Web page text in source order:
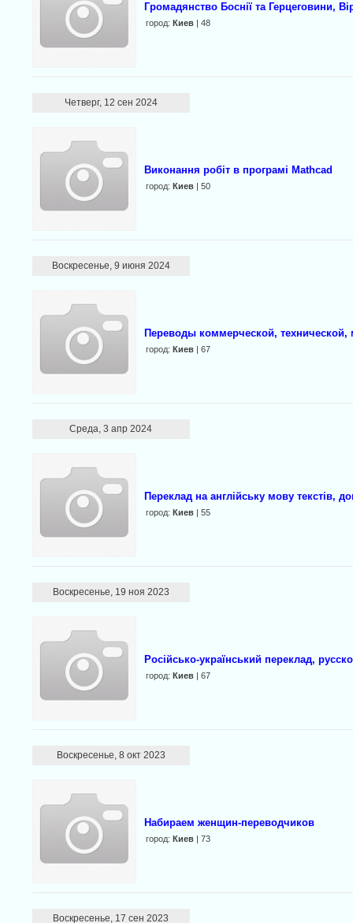
Громадянство Боснії та Герцеговини,
город: Киев| 48
Четверг, 12 сен 2024
Виконання робіт в програмі Mathcad
город: Киев| 50
Воскресенье, 9 июня 2024
Переводы коммерческой,
город: Киев| 67
Среда, 3 апр 2024
Переклад на англійську мову текстів,
город: Киев| 55
Воскресенье, 19 ноя 2023
Російсько-український переклад,
город: Киев| 67
Воскресенье, 8 окт 2023
Набираем женщин-переводчиков
город: Киев| 73
Воскресенье, 17 сен 2023